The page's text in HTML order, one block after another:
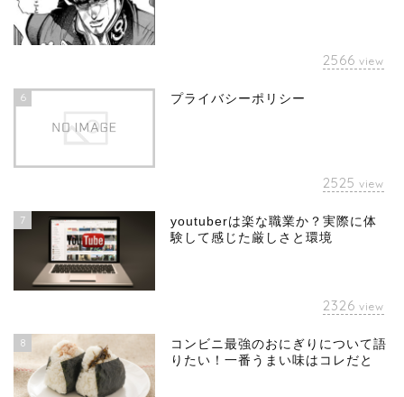
2566 view
6 プライバシーポリシー
2525 view
7
youtuberは楽な職業か？実際に体
験して感じた厳しさと環境
2326 view
8
コンビニ最強のおにぎりについて語
りたい！一番うまい味はコレだと